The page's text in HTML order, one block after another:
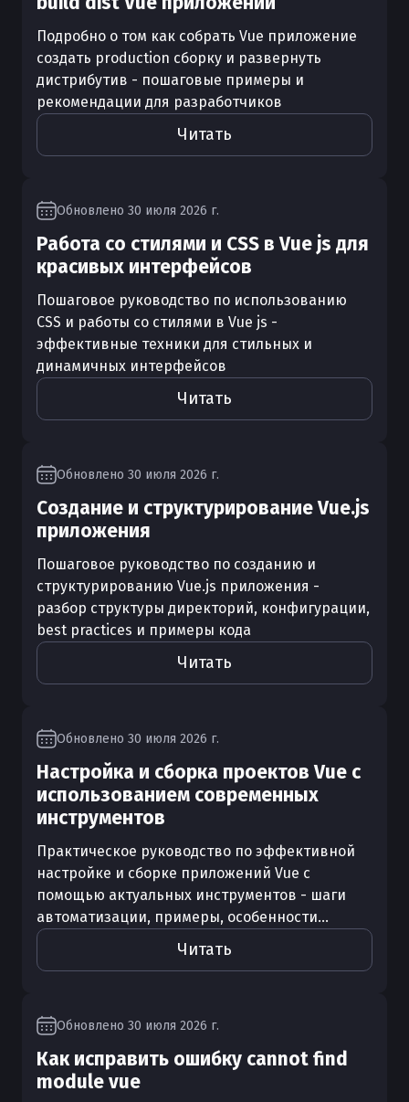
Подробно о том как собрать Vue приложение
создать production сборку и развернуть
дистрибутив - пошаговые примеры и
рекомендации для разработчиков
Читать
Обновлено 30 июля 2026 г.
Работа со стилями и CSS в Vue js для
красивых интерфейсов
Пошаговое руководство по использованию
CSS и работы со стилями в Vue js -
эффективные техники для стильных и
динамичных интерфейсов
Читать
Обновлено 30 июля 2026 г.
Создание и структурирование Vue.js
приложения
Пошаговое руководство по созданию и
структурированию Vue.js приложения -
разбор структуры директорий, конфигурации,
best practices и примеры кода
Читать
Обновлено 30 июля 2026 г.
Настройка и сборка проектов Vue с
использованием современных
инструментов
Практическое руководство по эффективной
настройке и сборке приложений Vue с
помощью актуальных инструментов - шаги
автоматизации, примеры, особенности...
Читать
Обновлено 30 июля 2026 г.
Как исправить ошибку cannot find
module vue